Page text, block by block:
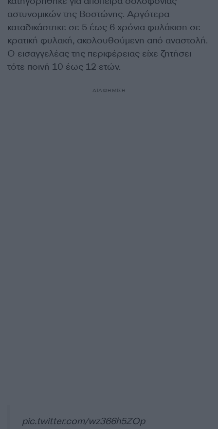
αστυνομικών της Βοστώνης. Αργότερα
καταδικάστηκε σε 5 έως 6 χρόνια φυλάκιση σε
κρατική φυλακή, ακολουθούμενη από αναστολή.
Ο εισαγγελέας της περιφέρειας είχε ζητήσει
τότε ποινή 10 έως 12 ετών.
ΔΙΑΦΗΜΙΣΗ
pic.twitter.com/wz366h5ZOp